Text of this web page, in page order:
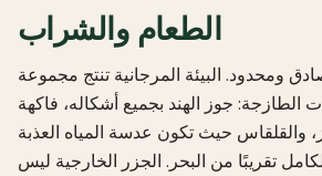
الطعام والشراب
ومحدود. البيئة المرجانية تنتج مجموعة
الطازجة: جوز الهند بجميع أشكاله، فاكهة
والقلقاس حيث تكون عدسة المياه العذبة
تقريبًا من البحر. الجزر الخارجية ليس